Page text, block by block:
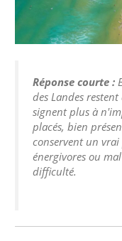
Réponse courte :
des Landes
signent plus à
placés, bien
conservent un vrai
énergivores ou
difficulté.